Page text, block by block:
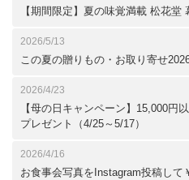
【期間限定】夏の味覚満載 松花堂
2026/5/13
この夏の贈りもの・お取り寄せ
2026/4/23
【母の日キャンペーン】15,000円
プレゼント（4/25～5/17）
2026/4/16
お食事会写真をInstagram投稿して